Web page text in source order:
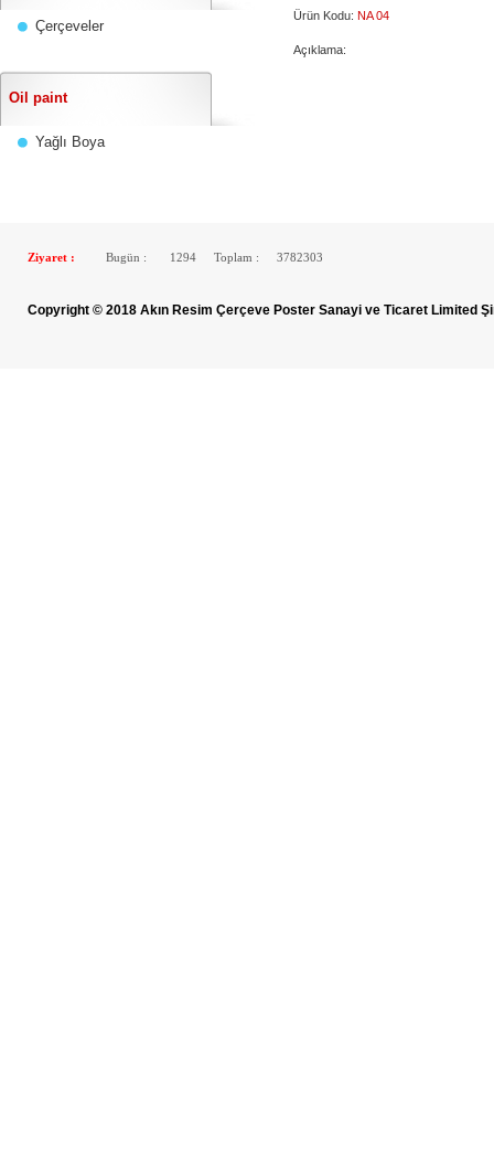
Çerçeveler
Oil paint
Yağlı Boya
Ürün Kodu: NA 04
Açıklama:
Ziyaret : Bugün : 1294 Toplam : 3782303
Copyright © 2018 Akın Resim Çerçeve Poster Sanayi ve Ticaret Limited